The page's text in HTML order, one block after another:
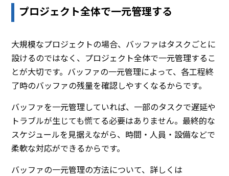
プロジェクト全体で一元管理する
大規模なプロジェクトの場合、バッファはタスクごとに
設けるのではなく、プロジェクト全体で一元管理するこ
とが大切です。バッファの一元管理によって、各工程終
了時のバッファの残量を確認しやすくなるからです。
バッファを一元管理していれば、一部のタスクで遅延や
トラブルが生じても慌てる必要はありません。最終的な
スケジュールを見据えながら、時間・人員・設備などで
柔軟な対応ができるからです。
バッファの一元管理の方法について、詳しくは